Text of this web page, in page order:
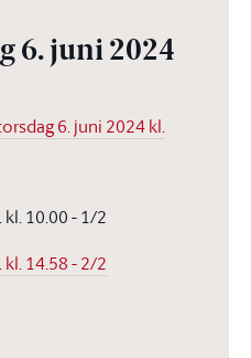
6. juni 2024
6. juni 2024 kl.
10.00 - 1/2
14.58 - 2/2